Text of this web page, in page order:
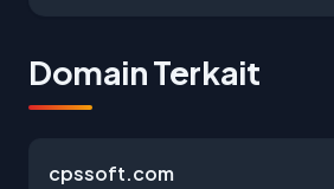
Domain Terkait
cpssoft.com